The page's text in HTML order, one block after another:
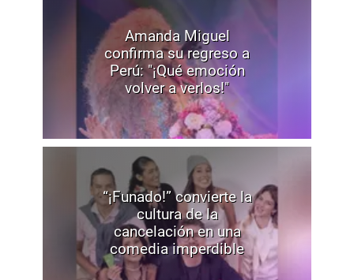
Amanda Miguel
confirma su regreso a
Perú: "¡Qué emoción
volver a verlos!"
“¡Funado!” convierte la
cultura de la
cancelación en una
comedia imperdible